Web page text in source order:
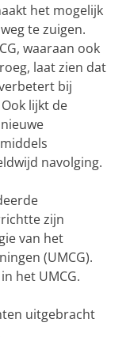
het mogelijk
te zuigen.
waaraan ook
laat zien dat
bij
lijkt de
navolging.
zijn
van het
(UMCG).
het UMCG.
uitgebracht